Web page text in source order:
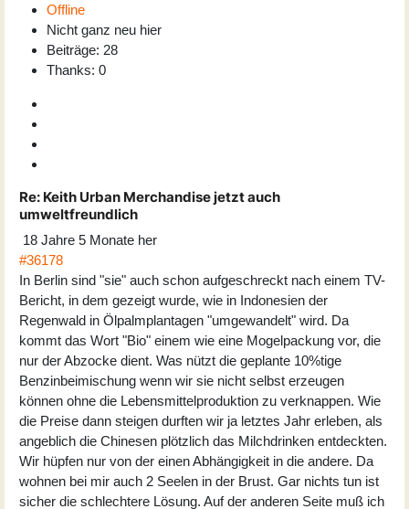
Offline
Nicht ganz neu hier
Beiträge: 28
Thanks: 0
Re: Keith Urban Merchandise jetzt auch
umweltfreundlich
18 Jahre 5 Monate her
#36178
In Berlin sind "sie" auch schon aufgeschreckt nach einem TV-
Bericht, in dem gezeigt wurde, wie in Indonesien der
Regenwald in Ölpalmplantagen "umgewandelt" wird. Da
kommt das Wort "Bio" einem wie eine Mogelpackung vor, die
nur der Abzocke dient. Was nützt die geplante 10%tige
Benzinbeimischung wenn wir sie nicht selbst erzeugen
können ohne die Lebensmittelproduktion zu verknappen. Wie
die Preise dann steigen durften wir ja letztes Jahr erleben, als
angeblich die Chinesen plötzlich das Milchdrinken entdeckten.
Wir hüpfen nur von der einen Abhängigkeit in die andere. Da
wohnen bei mir auch 2 Seelen in der Brust. Gar nichts tun ist
sicher die schlechtere Lösung. Auf der anderen Seite muß ich